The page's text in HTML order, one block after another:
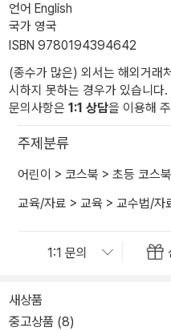
언어 English
국가 영국
ISBN 9780194394642
(종수가 많은) 외서는 해외거래
시하지 못하는 경우가 있습니다.
문의사항은 1:1 상담을 이용해
주제분류
어린이 > 코스북 > 초등 코스북
교육/자료 > 교육 > 교수법/자
새상품
중고상품 (8)